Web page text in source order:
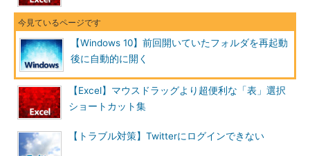
【Windows 10】前回開いていたフォルダを再起動
後に自動的に開く
【Excel】マウスドラッグより超便利な「表」選択
ショートカット集
【トラブル対策】Twitterにログインできない